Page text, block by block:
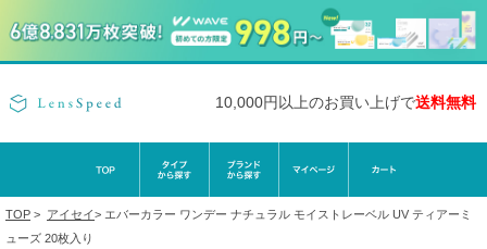
10,000円以上のお買い上げで送料無料
TOP > アイセイ> エバーカラー ワンデー ナチュラル モイストレーベル UV ティアーミ
ューズ 20枚入り